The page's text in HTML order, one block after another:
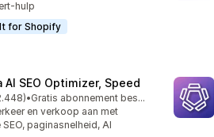
hulp
for Shopify
AI SEO Optimizer, Speed
sterren
in totaal
•
Gratis abonnement beschikbaar
en verkoop aan met
paginasnelheid, AI